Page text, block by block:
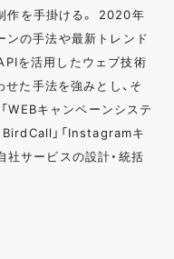
作を手掛ける。 2020年
ンの手法や最新トレンド
を活用したウェブ技術
た手法を強みとし、そ
WEBキャンペーンシステ
BirdCall」「Instagramキ
サービスの設計・統括